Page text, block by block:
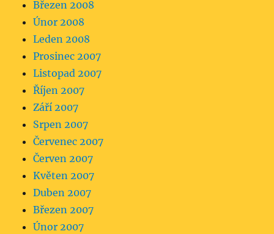
Březen 2008
Únor 2008
Leden 2008
Prosinec 2007
Listopad 2007
Říjen 2007
Září 2007
Srpen 2007
Červenec 2007
Červen 2007
Květen 2007
Duben 2007
Březen 2007
Únor 2007